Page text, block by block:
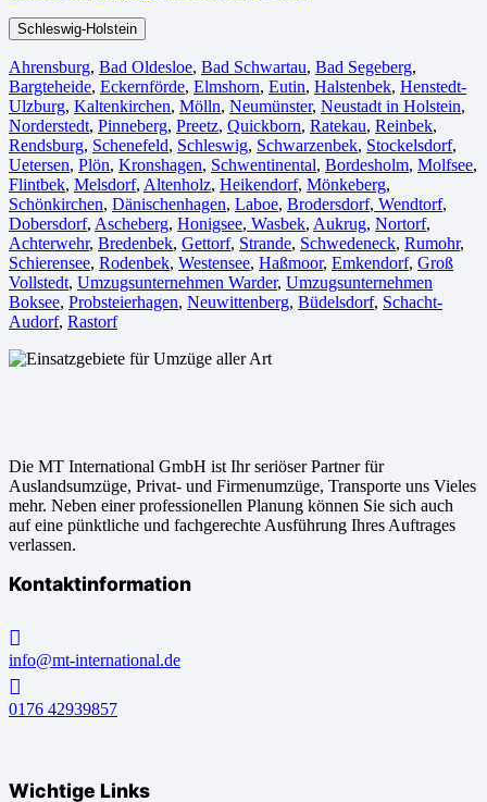
Schleswig-Holstein
Ahrensburg, Bad Oldesloe, Bad Schwartau, Bad Segeberg,
Bargteheide, Eckernförde, Elmshorn, Eutin, Halstenbek, Henstedt-
Ulzburg, Kaltenkirchen, Mölln, Neumünster, Neustadt in Holstein,
Norderstedt, Pinneberg, Preetz, Quickborn, Ratekau, Reinbek,
Rendsburg, Schenefeld, Schleswig, Schwarzenbek, Stockelsdorf,
Uetersen, Plön, Kronshagen, Schwentinental, Bordesholm, Molfsee,
Flintbek, Melsdorf, Altenholz, Heikendorf, Mönkeberg,
Schönkirchen, Dänischenhagen, Laboe, Brodersdorf, Wendtorf,
Dobersdorf, Ascheberg, Honigsee, Wasbek, Aukrug, Nortorf,
Achterwehr, Bredenbek, Gettorf, Strande, Schwedeneck, Rumohr,
Schierensee, Rodenbek, Westensee, Haßmoor, Emkendorf, Groß
Vollstedt, Umzugsunternehmen Warder, Umzugsunternehmen
Boksee, Probsteierhagen, Neuwittenberg, Büdelsdorf, Schacht-
Audorf, Rastorf
Die MT International GmbH ist Ihr seriöser Partner für
Auslandsumzüge, Privat- und Firmenumzüge, Transporte uns Vieles
mehr. Neben einer professionellen Planung können Sie sich auch
auf eine pünktliche und fachgerechte Ausführung Ihres Auftrages
verlassen.
Kontaktinformation
info@mt-international.de
0176 42939857
Wichtige Links